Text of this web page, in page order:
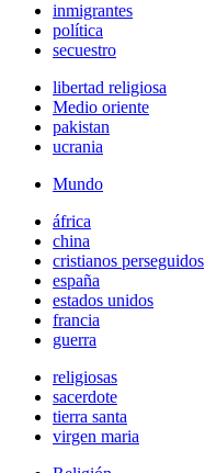
inmigrantes
política
secuestro
libertad religiosa
Medio oriente
pakistan
ucrania
Mundo
áfrica
china
cristianos perseguidos
españa
estados unidos
francia
guerra
religiosas
sacerdote
tierra santa
virgen maria